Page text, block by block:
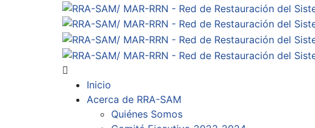
Inicio
Acerca de RRA-SAM
Quiénes Somos